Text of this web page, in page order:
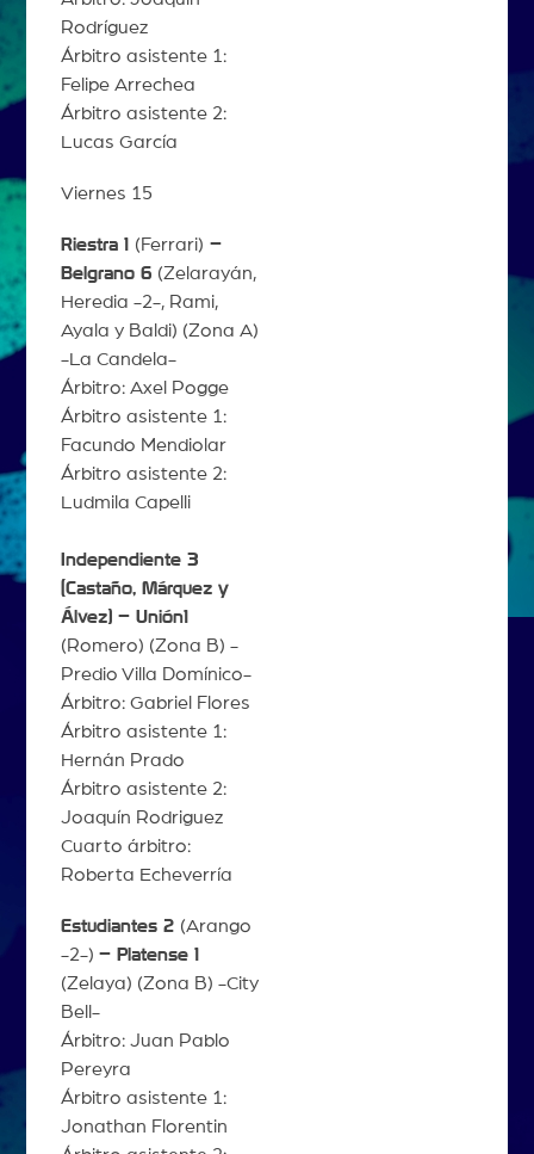
Rodríguez
Árbitro asistente 1:
Felipe Arrechea
Árbitro asistente 2:
Lucas García
Viernes 15
Riestra 1 (Ferrari) –
Belgrano 6 (Zelarayán,
Heredia -2-, Rami,
Ayala y Baldi) (Zona A)
-La Candela-
Árbitro: Axel Pogge
Árbitro asistente 1:
Facundo Mendiolar
Árbitro asistente 2:
Ludmila Capelli
Independiente 3
(Castaño, Márquez y
Álvez) – Unión1
(Romero) (Zona B) -
Predio Villa Domínico-
Árbitro: Gabriel Flores
Árbitro asistente 1:
Hernán Prado
Árbitro asistente 2:
Joaquín Rodriguez
Cuarto árbitro:
Roberta Echeverría
Estudiantes 2 (Arango
-2-) – Platense 1
(Zelaya) (Zona B) -City
Bell-
Árbitro: Juan Pablo
Pereyra
Árbitro asistente 1:
Jonathan Florentin